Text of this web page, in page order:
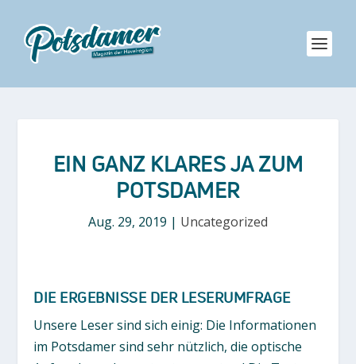
EIN GANZ KLARES JA ZUM
POTSDAMER
Aug. 29, 2019 | Uncategorized
DIE ERGEBNISSE DER LESERUMFRAGE
Unsere Leser sind sich einig: Die Informationen
im Potsdamer sind sehr nützlich, die optische